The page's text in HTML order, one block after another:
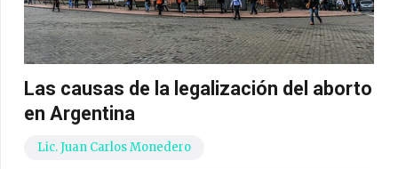
Las causas de la legalización del aborto
en Argentina
Lic. Juan Carlos Monedero